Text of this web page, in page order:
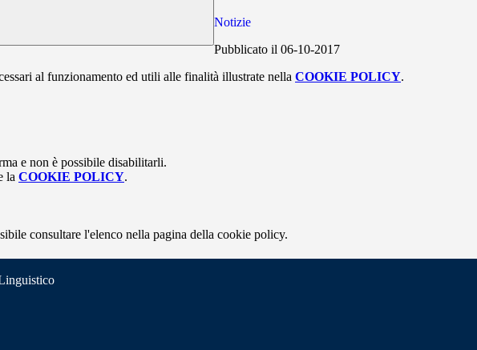
Notizie
Pubblicato il 06-10-2017
al funzionamento ed utili alle finalità illustrate nella COOKIE POLICY.
e non è possibile disabilitarli.
la COOKIE POLICY.
consultare l'elenco nella pagina della cookie policy.